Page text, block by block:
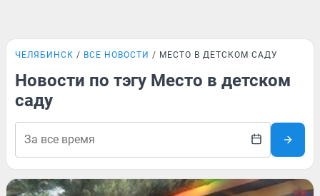
ЧЕЛЯБИНСК ВСЕ НОВОСТИ МЕСТО В ДЕТСКОМ САДУ
Новости по тэгу Место в детском
саду